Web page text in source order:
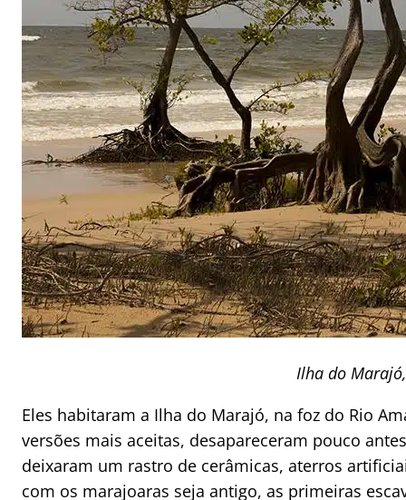
Ilha do
Eles habitaram a Ilha do Marajó, na foz do Rio
versões mais aceitas, desapareceram pouco
deixaram um rastro de cerâmicas, aterros
com os marajoaras seja antigo, as primeiras